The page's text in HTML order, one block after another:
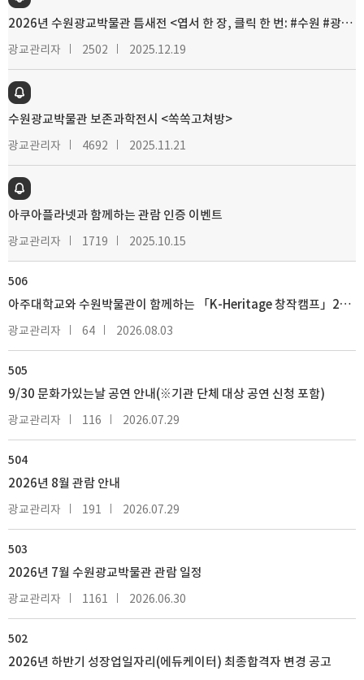
2026년 수원광교박물관 틈새전 <엽서 한 장, 클릭 한 번: #수원 #광교 #가볼만한곳> 개최
광교관리자 2502 2025.12.19
수원광교박물관 보존과학전시 <쏙쏙고쳐방>
광교관리자 4692 2025.11.21
아쿠아플라넷과 함께하는 관람 인증 이벤트
광교관리자 1719 2025.10.15
506
아주대학교와 수원박물관이 함께하는 「K-Heritage 창작캠프」2차 안내
광교관리자 64 2026.08.03
505
9/30 문화가있는날 공연 안내(※기관 단체 대상 공연 신청 포함)
광교관리자 116 2026.07.29
504
2026년 8월 관람 안내
광교관리자 191 2026.07.29
503
2026년 7월 수원광교박물관 관람 일정
광교관리자 1161 2026.06.30
502
2026년 하반기 성장업일자리(에듀케이터) 최종합격자 변경 공고